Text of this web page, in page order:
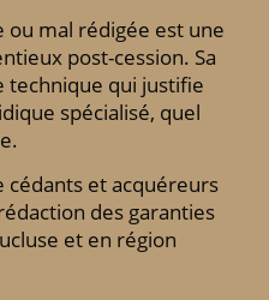
ou mal rédigée est une
post-cession. Sa
technique qui justifie
spécialisé, quel
cédants et acquéreurs
des garanties
et en région